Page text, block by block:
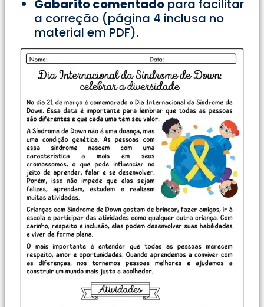
Gabarito comentado para facilitar
a correção (página 4 inclusa no
material em PDF).